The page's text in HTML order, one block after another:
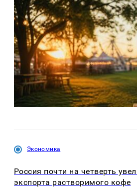
Экономика
Россия почти на четверть
экспорта растворимого кофе